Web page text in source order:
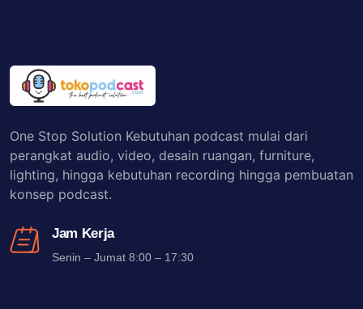
One Stop Solution Kebutuhan podcast mulai dari
perangkat audio, video, desain ruangan, furniture,
lighting, hingga kebutuhan recording hingga pembuatan
konsep podcast.
Jam Kerja
Senin – Jumat 8:00 – 17:30